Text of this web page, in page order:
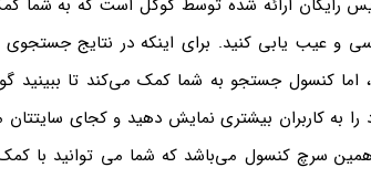
رایگان ارائه شده توسط گوگل است که به شما
و عیب یابی کنید. برای اینکه در نتایج جستجوی
اما کنسول جستجو به شما کمک می‌کند تا ببینید
به کاربران بیشتری نمایش دهید و کجای سایتتان
سرچ کنسول می‌باشد که شما می توانید با